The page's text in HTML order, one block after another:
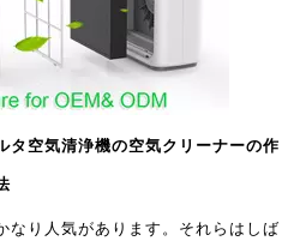
タ空気清浄機の空気クリーナーの作
なり人気があります。それらはしば